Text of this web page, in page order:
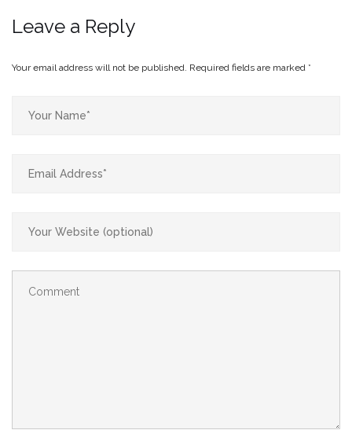
Leave a Reply
Your email address will not be published. Required fields are marked *